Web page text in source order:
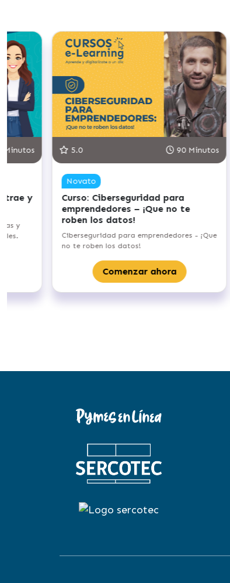
y
y
5.0 90 Minutos
Novato
Curso: Ciberseguridad para
emprendedores – ¡Que no te
roben los datos!
Ciberseguridad para emprendedores - ¡Que
no te roben los datos!
Comenzar ahora